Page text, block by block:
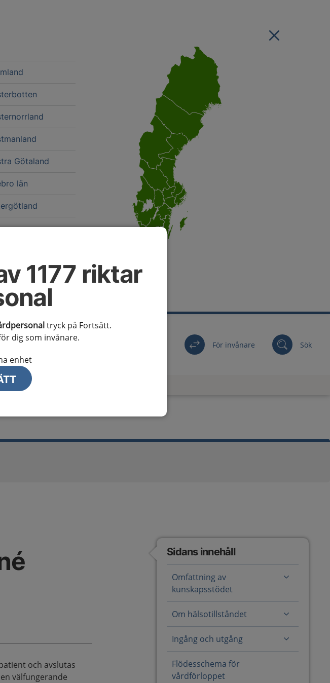
1177 riktar
tryck på Fortsätt.
dig som invånare.
enhet
Götaland
län
som gäller just din
För invånare Sök
och avslutas
välfungerande
Sidans innehåll
Omfattning av
kunskapsstödet
Om hälsotillståndet
Ingång och utgång
Flödesschema för
vårdförloppet